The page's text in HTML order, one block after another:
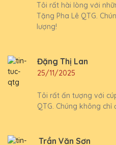
Tôi rất hài lòng với
Tặng Pha Lê QTG.
lượng!
Đặng Thị Lan
25/11/2025
Tôi rất ấn tượng với
QTG. Chúng không
Trần Văn Sơn